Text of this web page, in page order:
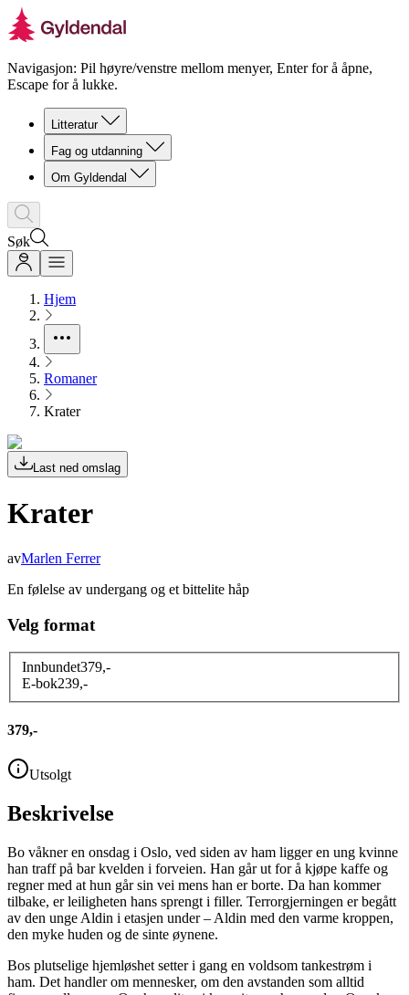
Navigasjon: Pil høyre/venstre mellom menyer, Enter for å åpne,
Escape for å lukke.
Litteratur
Fag og utdanning
Om Gyldendal
Søk
Hjem
Romaner
Krater
Last ned omslag
Krater
avMarlen Ferrer
En følelse av undergang og et bittelite håp
Velg format
Innbundet379,-
E-bok239,-
379,-
Utsolgt
Beskrivelse
Bo våkner en onsdag i Oslo, ved siden av ham ligger en ung kvinne
han traff på bar kvelden i forveien. Han går ut for å kjøpe kaffe og
regner med at hun går sin vei mens han er borte. Da han kommer
tilbake, er leiligheten hans sprengt i filler. Terrorgjerningen er begått
av den unge Aldin i etasjen under – Aldin med den varme kroppen,
den myke huden og de sinte øynene.
Bos plutselige hjemløshet setter i gang en voldsom tankestrøm i
ham. Det handler om mennesker, om den avstanden som alltid